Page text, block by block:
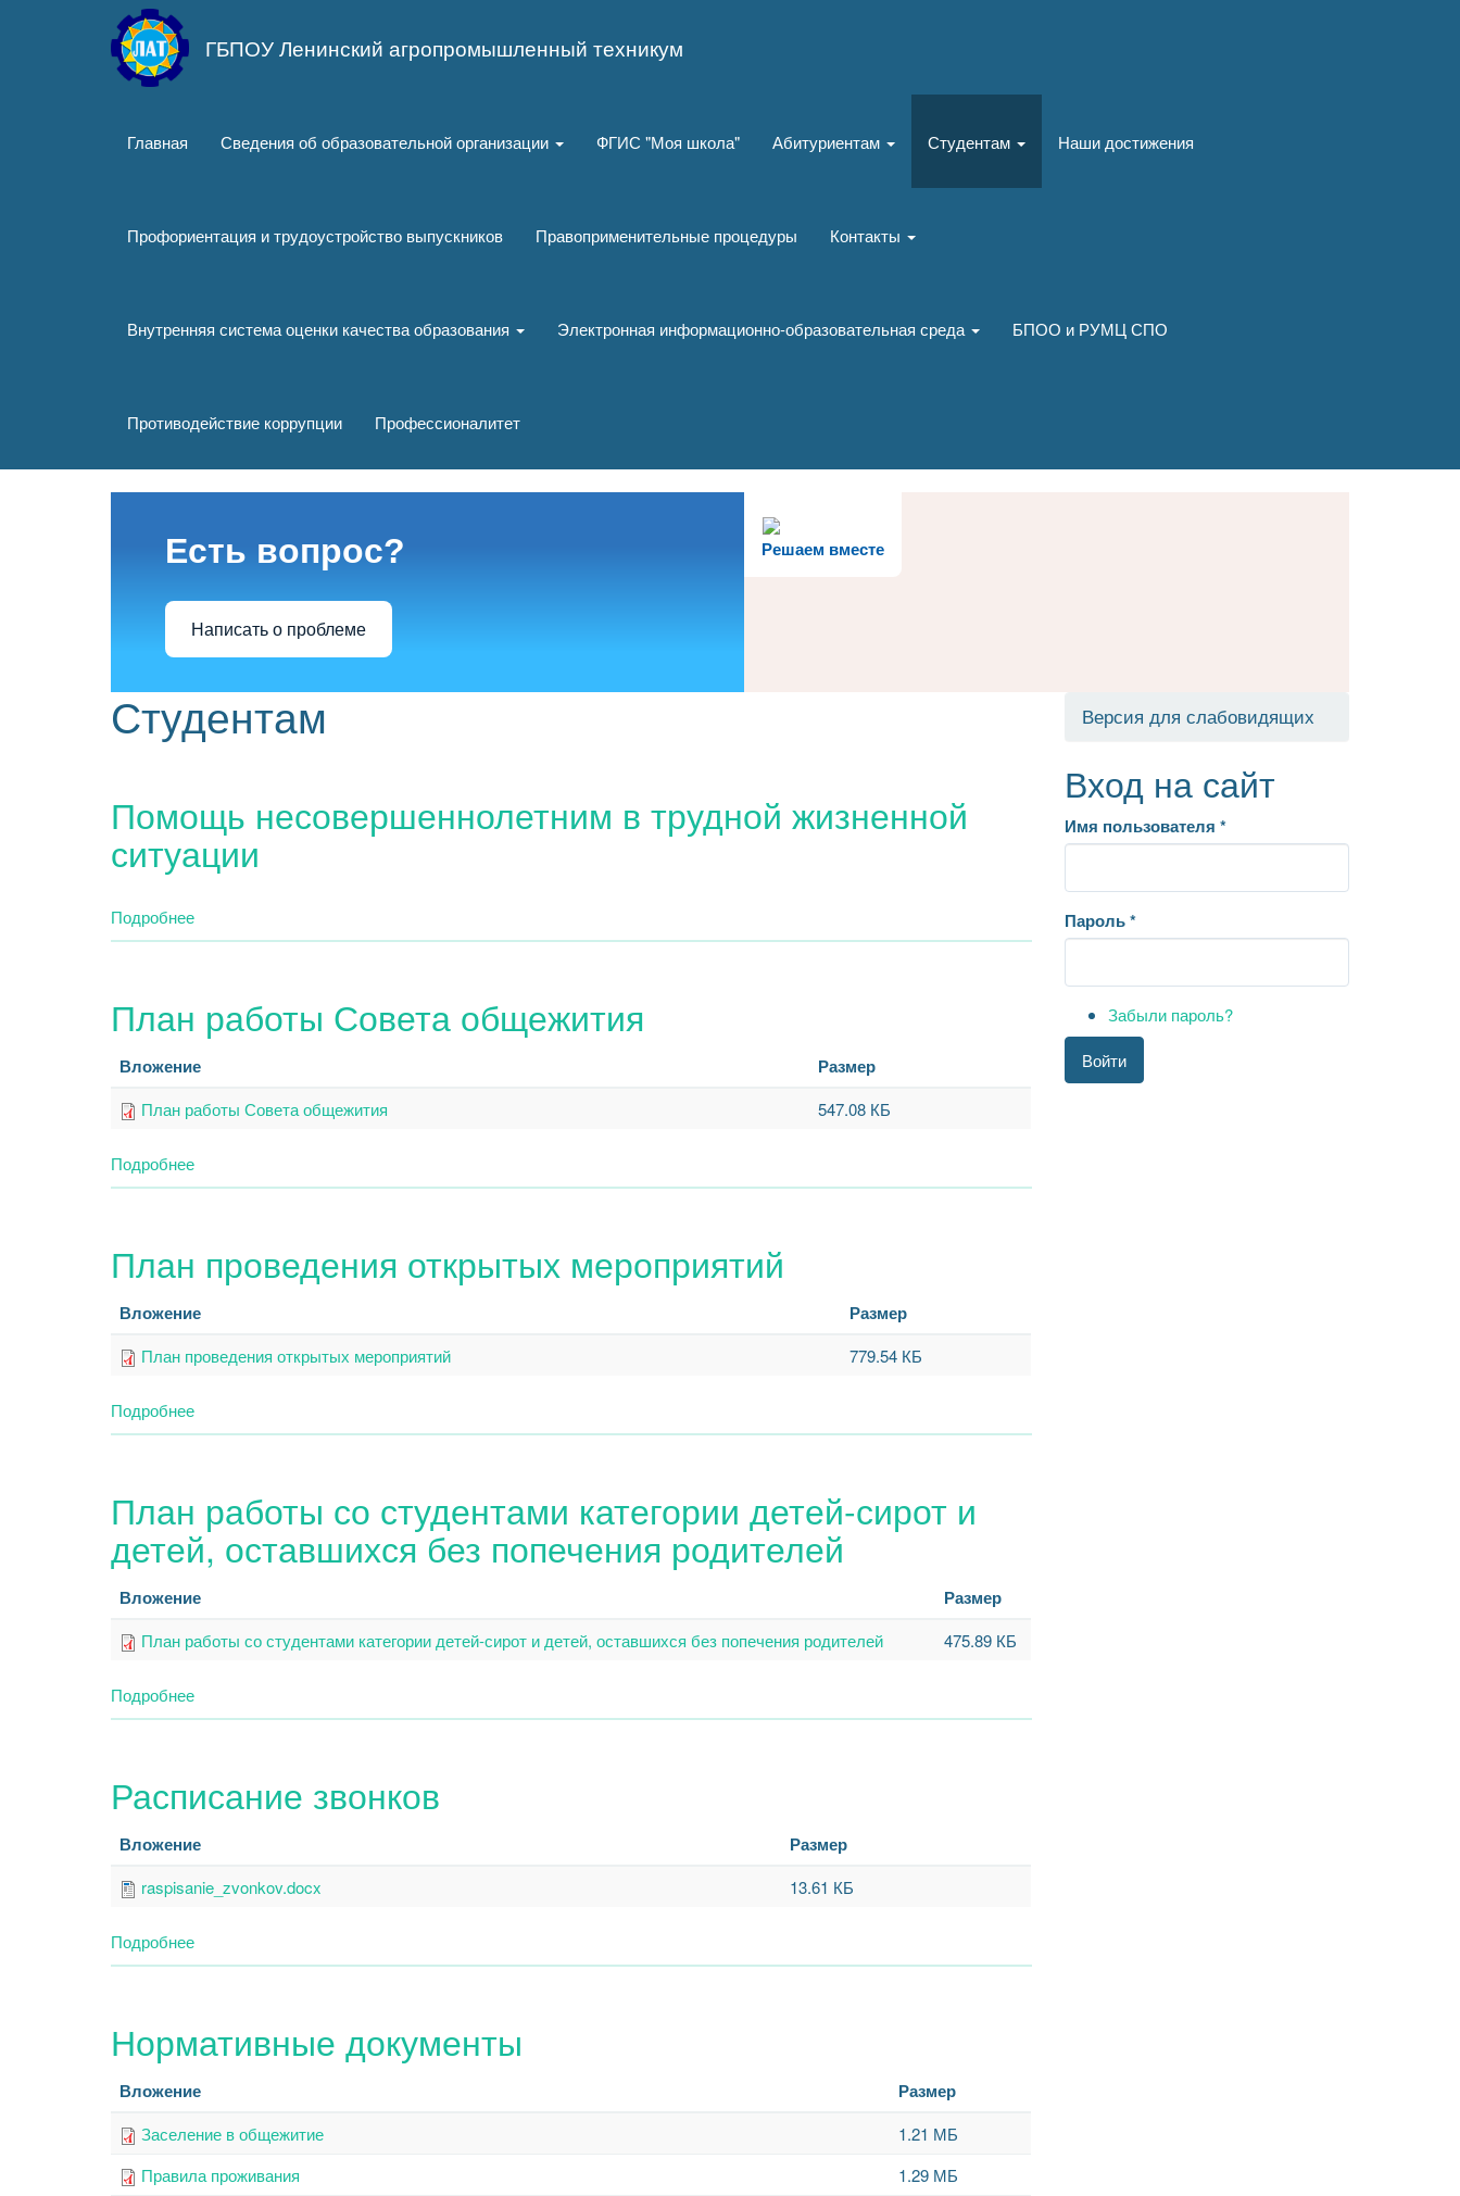
ГБПОУ Ленинский агропромышленный техникум
Главная Сведения об образовательной организации ФГИС "Моя школа" Абитуриентам Студентам Наши достижения
Профориентация и трудоустройство выпускников Правоприменительные процедуры Контакты
Внутренняя система оценки качества образования Электронная информационно-образовательная среда БПОО и РУМЦ СПО
Противодействие коррупции Профессионалитет
Решаем вместе
Есть вопрос?
Написать о проблеме
Студентам
Помощь несовершеннолетним в трудной жизненной
ситуации
Подробнее
Помощь
трудной
жизненной
План работы Совета общежития
Вложение Размер
План работы Совета общежития 547.08 КБ
Подробнее
План
общежития
План проведения открытых мероприятий
Вложение Размер
План проведения открытых мероприятий 779.54 КБ
Подробнее
План
мероприятий
План работы со студентами категории детей-сирот и
детей, оставшихся без попечения родителей
Вложение Размер
План работы со студентами категории детей-сирот и детей, оставшихся без попечения родителей 475.89 КБ
Подробнее
План
студентами
категории
сирот
и
детей,
попечения
Расписание звонков
Вложение Размер
raspisanie_zvonkov.docx 13.61 КБ
Подробнее
Расписание
Нормативные документы
Вложение Размер
Заселение в общежитие
1.21 МБ
Правила проживания
1.29 МБ
Версия для слабовидящих
Вход на сайт
Имя пользователя *
Пароль*
Забыли пароль?
Войти